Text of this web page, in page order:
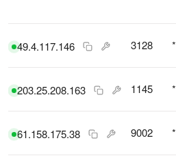
49.4.117.146 3128
203.25.208.163 1145
61.158.175.38 9002